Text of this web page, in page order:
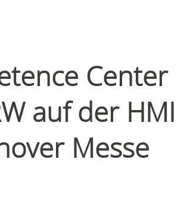
Center
auf der HMI
Messe